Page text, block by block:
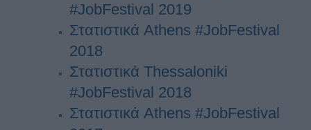
#JobFestival 2019
Στατιστικά Athens #JobFestival
2018
Στατιστικά Thessaloniki
#JobFestival 2018
Στατιστικά Athens #JobFestival